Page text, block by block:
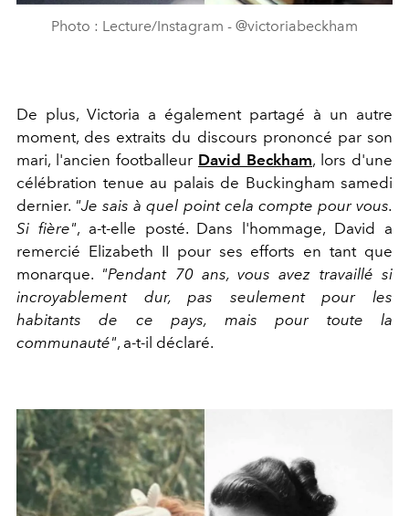
Photo : Lecture/Instagram - @victoriabeckham
De plus, Victoria a également partagé à un autre
moment, des extraits du discours prononcé par son
mari, l'ancien footballeur David Beckham, lors d'une
célébration tenue au palais de Buckingham samedi
dernier. "Je sais à quel point cela compte pour vous.
Si fière", a-t-elle posté. Dans l'hommage, David a
remercié Elizabeth II pour ses efforts en tant que
monarque. "Pendant 70 ans, vous avez travaillé si
incroyablement dur, pas seulement pour les
habitants de ce pays, mais pour toute la
communauté", a-t-il déclaré.